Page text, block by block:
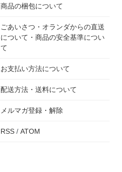
商品の梱包について
ごあいさつ・オランダからの直送
について・商品の安全基準につい
て
お支払い方法について
配送方法・送料について
メルマガ登録・解除
RSS / ATOM